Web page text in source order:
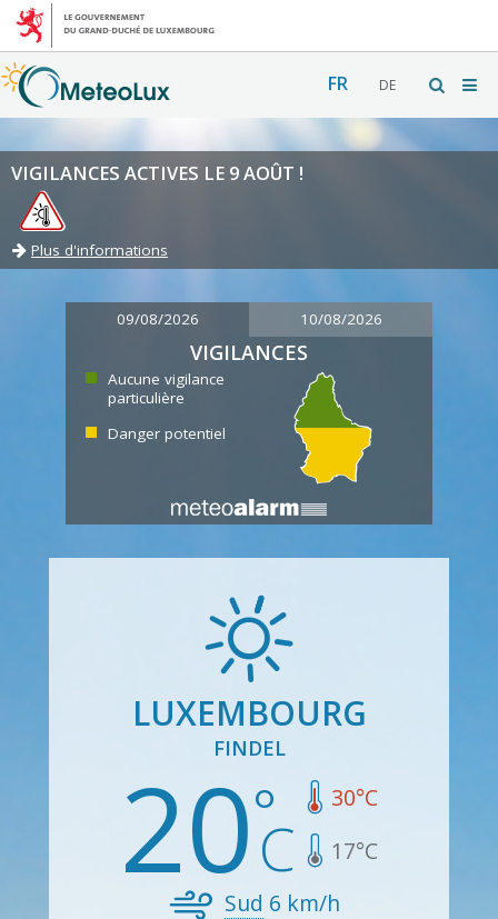
FR DE
VIGILANCES ACTIVES LE 9 AOÛT !
Plus d'informations
09/08/2026 10/08/2026
VIGILANCES
Aucune vigilance
particulière
Danger potentiel
LUXEMBOURG
FINDEL
20 30°C
17°C
Sud 6 km/h